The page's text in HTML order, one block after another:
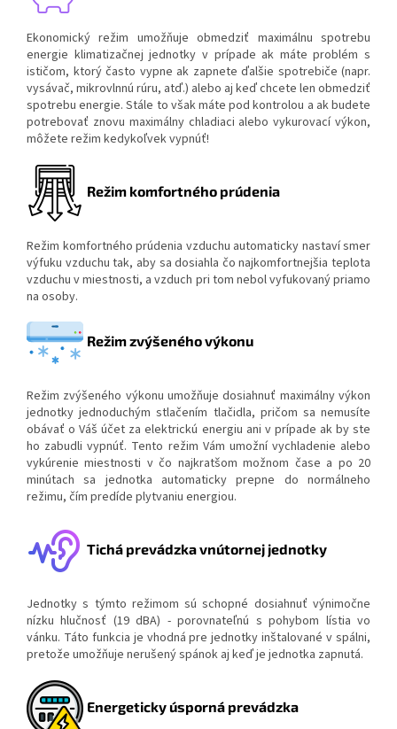
Ekonomický režim umožňuje obmedziť maximálnu spotrebu
energie klimatizačnej jednotky v prípade ak máte problém s
ističom, ktorý často vypne ak zapnete ďalšie spotrebiče (napr.
vysávač, mikrovlnnú rúru, atď.) alebo aj keď chcete len obmedziť
spotrebu energie. Stále to však máte pod kontrolou a ak budete
potrebovať znovu maximálny chladiaci alebo vykurovací výkon,
môžete režim kedykoľvek vypnúť!
Režim komfortného prúdenia
Režim komfortného prúdenia vzduchu automaticky nastaví smer
výfuku vzduchu tak, aby sa dosiahla čo najkomfortnejšia teplota
vzduchu v miestnosti, a vzduch pri tom nebol vyfukovaný priamo
na osoby.
Režim zvýšeného výkonu
Režim zvýšeného výkonu umožňuje dosiahnuť maximálny výkon
jednotky jednoduchým stlačením tlačidla, pričom sa nemusíte
obávať o Váš účet za elektrickú energiu ani v prípade ak by ste
ho zabudli vypnúť. Tento režim Vám umožní vychladenie alebo
vykúrenie miestnosti v čo najkratšom možnom čase a po 20
minútach sa jednotka automaticky prepne do normálneho
režimu, čím predíde plytvaniu energiou.
Tichá prevádzka vnútornej jednotky
Jednotky s týmto režimom sú schopné dosiahnuť výnimočne
nízku hlučnosť (19 dBA) - porovnateľnú s pohybom lístia vo
vánku. Táto funkcia je vhodná pre jednotky inštalované v spálni,
pretože umožňuje nerušený spánok aj keď je jednotka zapnutá.
Energeticky úsporná prevádzka